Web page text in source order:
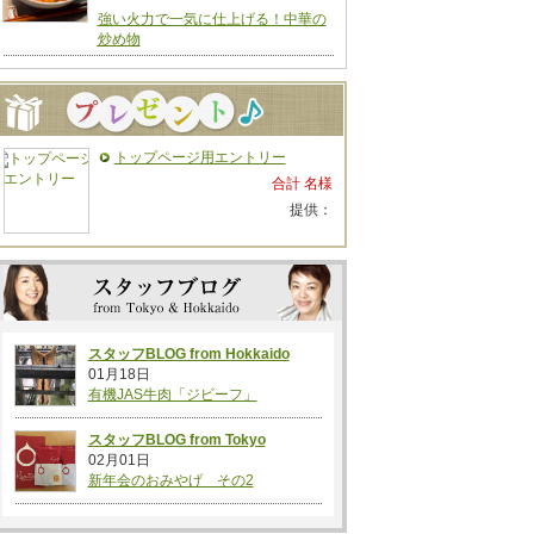
強い火力で一気に仕上げる！中華の
炒め物
トップページ用エントリー
合計 名様
提供：
スタッフBLOG from Hokkaido
01月18日
有機JAS牛肉「ジビーフ」
スタッフBLOG from Tokyo
02月01日
新年会のおみやげ その2